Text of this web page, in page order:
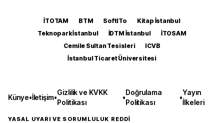
İTOTAM BTM SoftITo
Kitap İstanbul
Teknopark İstanbul
İDTM İstanbul
İTOSAM
Cemile Sultan Tesisleri
ICVB
İstanbul Ticaret Üniversitesi
Künye•İletişim•
Gizlilik ve KVKK
Politikası
•
Doğrulama
Politikası
•
Yayın
İlkeleri
YASAL UYARI VE SORUMLULUK REDDİ